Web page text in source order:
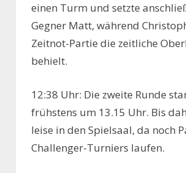
einen Turm und setzte
Gegner Matt, während
Zeitnot-Partie die zeitliche
behielt.
12:38 Uhr: Die zweite Runde
frühstens um 13.15 Uhr. Bis
leise in den Spielsaal, da noch
Challenger-Turniers laufen.